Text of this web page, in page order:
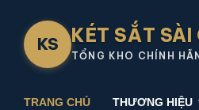
KS KÉT SẮT SÀI
TỔNG KHO CHÍNH
TRANG CHỦ THƯƠNG HIỆU